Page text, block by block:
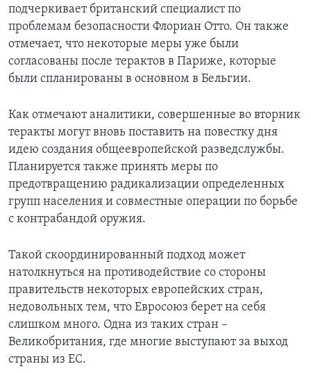
подчеркивает британский специалист по
проблемам безопасности Флориан Отто. Он также
отмечает, что некоторые меры уже были
согласованы после терактов в Париже, которые
были спланированы в основном в Бельгии.
Как отмечают аналитики, совершенные во вторник
теракты могут вновь поставить на повестку дня
идею создания общеевропейской разведслужбы.
Планируется также принять меры по
предотвращению радикализации определенных
групп населения и совместные операции по борьбе
с контрабандой оружия.
Такой скоординированный подход может
натолкнуться на противодействие со стороны
правительств некоторых европейских стран,
недовольных тем, что Евросоюз берет на себя
слишком много. Одна из таких стран –
Великобритания, где многие выступают за выход
страны из ЕС.